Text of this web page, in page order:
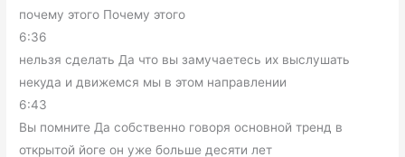
почему этого Почему этого
6:36
нельзя сделать Да что вы замучаетесь их выслушать
некуда и движемся мы в этом направлении
6:43
Вы помните Да собственно говоря основной тренд в
открытой йоге он уже больше десяти лет